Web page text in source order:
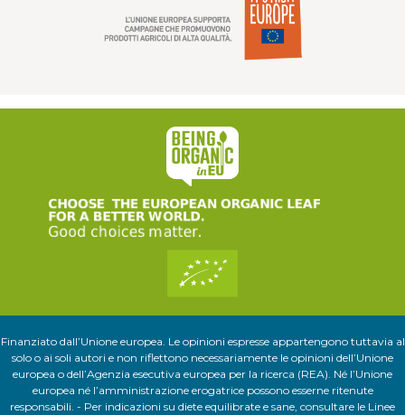
Finanziato dall’Unione europea. Le opinioni espresse appartengono tuttavia al
solo o ai soli autori e non riflettono necessariamente le opinioni dell’Unione
europea o dell’Agenzia esecutiva europea per la ricerca (REA). Né l’Unione
europea né l’amministrazione erogatrice possono esserne ritenute
responsabili. - Per indicazioni su diete equilibrate e sane, consultare le Linee